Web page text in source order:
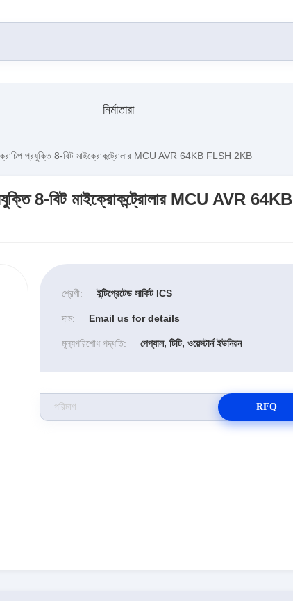
নির্মাতারা
প্রযুক্তি 8-বিট মাইক্রোকন্ট্রোলার MCU AVR 64KB FLSH 2KB
8-বিট মাইক্রোকন্ট্রোলার MCU AVR 64KB
শ্রেণী: ইন্টিগ্রেটেড সার্কিট ICS
দাম: Email us for details
মূল্যপরিশোধ পদ্ধতি: পেপ্যাল, টিটি, ওয়েস্টার্ন ইউনিয়ন
RFQ